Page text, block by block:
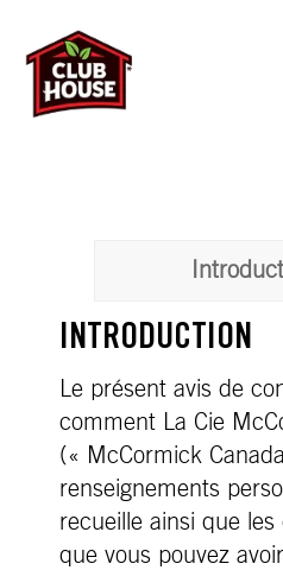
INTRODUCTION
Le présent avis de
comment La Cie
(« McCormick
renseignements
recueille ainsi que
que vous pouvez